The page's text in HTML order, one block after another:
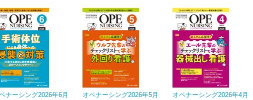
ナーシング2026年6月
オペナーシング2026年5月
オペナーシング2026年4月